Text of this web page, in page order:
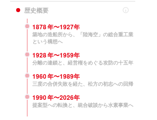
歴史概要
1878年〜1927年
築地の造船所から、「陸海空」の総合重工業
という構想へ
1928年〜1959年
分離の連鎖と、経営権をめぐる攻防の十五年
1960年〜1989年
三度の合併失敗を経た、松方の初志への回帰
1990年〜2026年
提案型への転換と、統合破談から水素事業へ